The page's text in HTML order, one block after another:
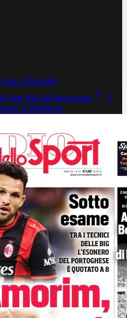
Aliprandi
date del calciomercato
I
il Brighton